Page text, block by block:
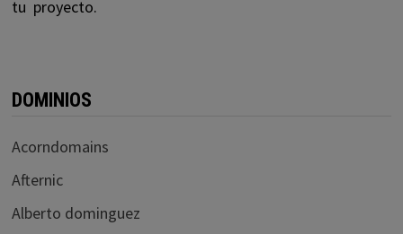
tu proyecto.
DOMINIOS
Acorndomains
Afternic
Alberto dominguez